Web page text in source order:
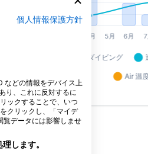
個人情報保護方針
などの情報をデバイス上
り、これに反対するに
ックすることで、いつ
クリックし、「マイデ
覧データには影響しませ
します。